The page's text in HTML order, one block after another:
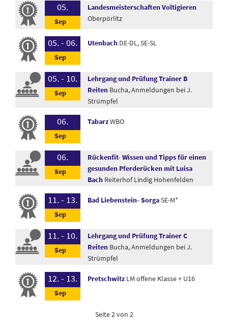
05.
Landesmeisterschaften Voltigieren
Oberpörlitz
05. - 06. UtenbachDE-DL, SE-SL
05. - 10.
Lehrgang und Prüfung Trainer B
ReitenBucha, Anmeldungen bei J.
Strümpfel
06. TabarzWBO
06.
Rückenfit- Wissen und Tipps für einen
gesunden Pferderücken mit Luisa
BachReiterhof Lindig Hohenfelden
11. - 13. Bad Liebenstein- SorgaSE-M*
11. - 10.
Lehrgang und Prüfung Trainer C
ReitenBucha, Anmeldungen bei J.
Strümpfel
12. - 13. PretschwitzLM offene Klasse + U16
Seite 2 von 2